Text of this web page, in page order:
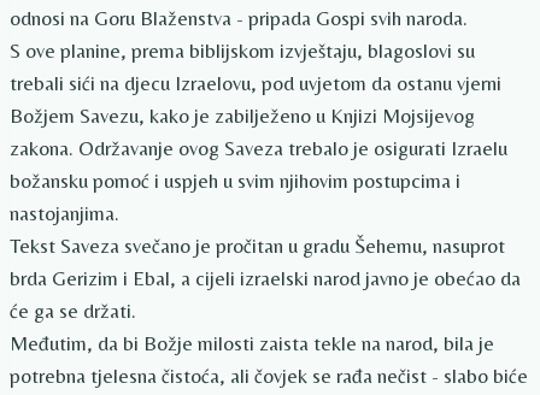
odnosi na Goru Blaženstva - pripada Gospi svih naroda.
S ove planine, prema biblijskom izvještaju, blagoslovi su
trebali sići na djecu Izraelovu, pod uvjetom da ostanu vjerni
Božjem Savezu, kako je zabilježeno u Knjizi Mojsijevog
zakona. Održavanje ovog Saveza trebalo je osigurati Izraelu
božansku pomoć i uspjeh u svim njihovim postupcima i
nastojanjima.
Tekst Saveza svečano je pročitan u gradu Šehemu, nasuprot
brda Gerizim i Ebal, a cijeli izraelski narod javno je obećao da
će ga se držati.
Međutim, da bi Božje milosti zaista tekle na narod, bila je
potrebna tjelesna čistoća, ali čovjek se rađa nečist - slabo biće